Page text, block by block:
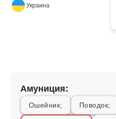
Украина
Амуниция:
Ошейник; Поводок;